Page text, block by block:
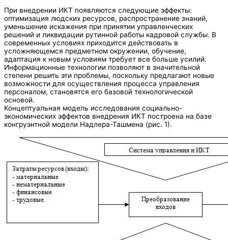
При внедрении ИКТ появляются следующие эффекты:
оптимизация людских ресурсов, распространение знаний,
уменьшение искажения при принятии управленческих
решений и ликвидации рутинной работы кадровой службы. В
современных условиях приходится действовать в
усложняющемся предметном окружении, обучение,
адаптация к новым условиям требует все больше усилий.
Информационные технологии позволяют в значительной
степени решить эти проблемы, поскольку предлагают новые
возможности для осуществления процесса управления
персоналом, становятся его базовой технологической
основой.
Концептуальная модель исследования социально-
экономических эффектов внедрения ИКТ построена на базе
конгруэнтной модели Надлера-Ташмена (рис. 1).